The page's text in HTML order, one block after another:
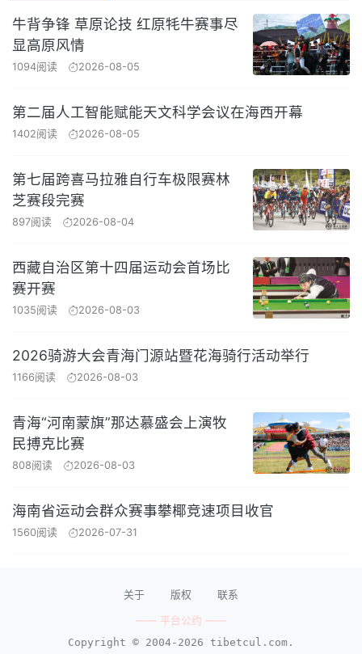
牛背争锋 草原论技 红原牦牛赛事尽
显高原风情
1094阅读 2026-08-05
第二届人工智能赋能天文科学会议在海西开幕
1402阅读 2026-08-05
第七届跨喜马拉雅自行车极限赛林
芝赛段完赛
897阅读 2026-08-04
西藏自治区第十四届运动会首场比
赛开赛
1035阅读 2026-08-03
2026骑游大会青海门源站暨花海骑行活动举行
1166阅读 2026-08-03
青海“河南蒙旗”那达慕盛会上演牧
民搏克比赛
808阅读 2026-08-03
海南省运动会群众赛事攀椰竞速项目收官
1560阅读 2026-07-31
关于 版权 联系
—— 平台公约 ——
Copyright © 2004-2026 tibetcul.com.